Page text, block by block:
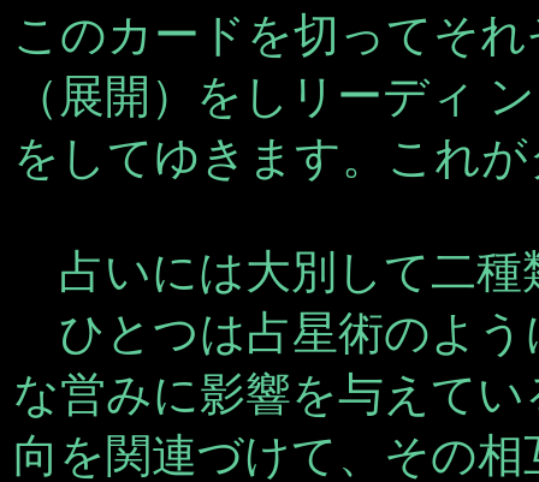
このカードを切ってそ
（展開）をしリーディ
をしてゆきます。これ
占いには大別して二種
ひとつは占星術のよう
な営みに影響を与えて
向を関連づけて、その